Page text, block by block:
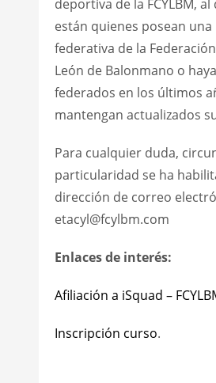
deportiva de la FCYLBM, al
están quienes posean una
federativa de la
León de Balonmano o
federados en los últimos
mantengan actualizados
Para cualquier duda,
particularidad se ha
dirección de correo
etacyl@fcylbm.com
Enlaces de interés:
Afiliación a iSquad –
Inscripción curso.